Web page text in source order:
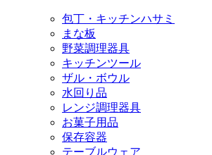
包丁・キッチンハサミ
まな板
野菜調理器具
キッチンツール
ザル・ボウル
水回り品
レンジ調理器具
お菓子用品
保存容器
テーブルウェア